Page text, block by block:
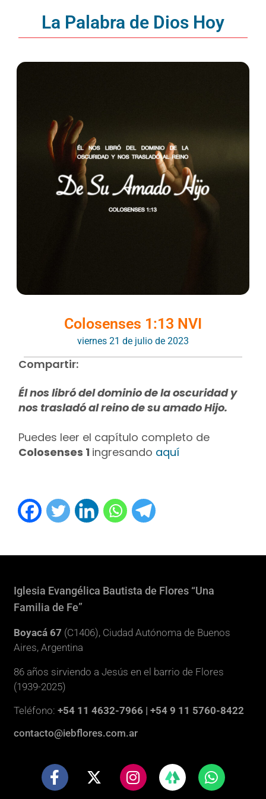
La Palabra de Dios Hoy
Colosenses 1:13 NVI
viernes 21 de julio de 2023
Compartir:
Él nos libró del dominio de la oscuridad y
nos trasladó al reino de su amado Hijo.
Puedes leer el capítulo completo de
Colosenses 1 ingresando aquí
Iglesia Evangélica Bautista de Flores “Una
Familia de Fe”
Boyacá 67 (C1406), Ciudad Autónoma de Buenos
Aires, Argentina
86 años sirviendo a Jesús en el barrio de Flores
(1939-2025)
Teléfono:+54 11 4632-7966 | +54 9 11 5760-8422
contacto@iebflores.com.ar
F
a
X
-
I
n
W
h